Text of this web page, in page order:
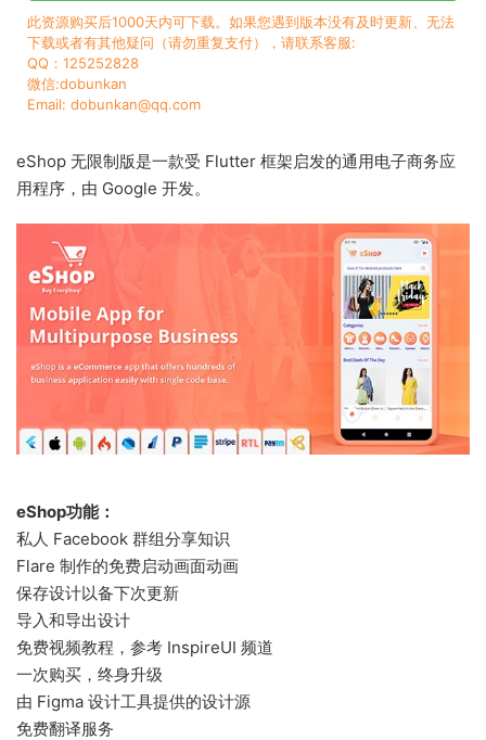
此资源购买后1000天内可下载。如果您遇到版本没有及时更新、无法
下载或者有其他疑问（请勿重复支付），请联系客服:
QQ：125252828
微信:dobunkan
Email: dobunkan@qq.com
eShop 无限制版是一款受 Flutter 框架启发的通用电子商务应
用程序，由 Google 开发。
eShop功能：
私人 Facebook 群组分享知识
Flare 制作的免费启动画面动画
保存设计以备下次更新
导入和导出设计
免费视频教程，参考 InspireUI 频道
一次购买，终身升级
由 Figma 设计工具提供的设计源
免费翻译服务